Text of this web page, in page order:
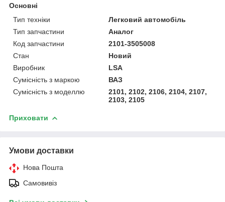
Основні
Тип техніки
Легковий автомобіль
Тип запчастини
Аналог
Код запчастини
2101-3505008
Стан
Новий
Виробник
LSA
Сумісність з маркою
ВАЗ
Сумісність з моделлю
2101, 2102, 2106, 2104, 2107,
2103, 2105
Приховати
Умови доставки
Нова Пошта
Самовивіз